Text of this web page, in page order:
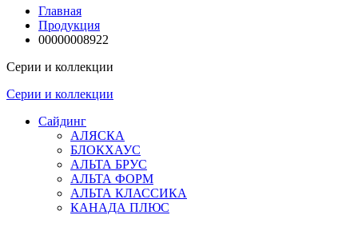
Главная
Продукция
00000008922
Серии и коллекции
Серии и коллекции
Сайдинг
АЛЯСКА
БЛОКХАУС
АЛЬТА БРУС
АЛЬТА ФОРМ
АЛЬТА КЛАССИКА
КАНАДА ПЛЮС